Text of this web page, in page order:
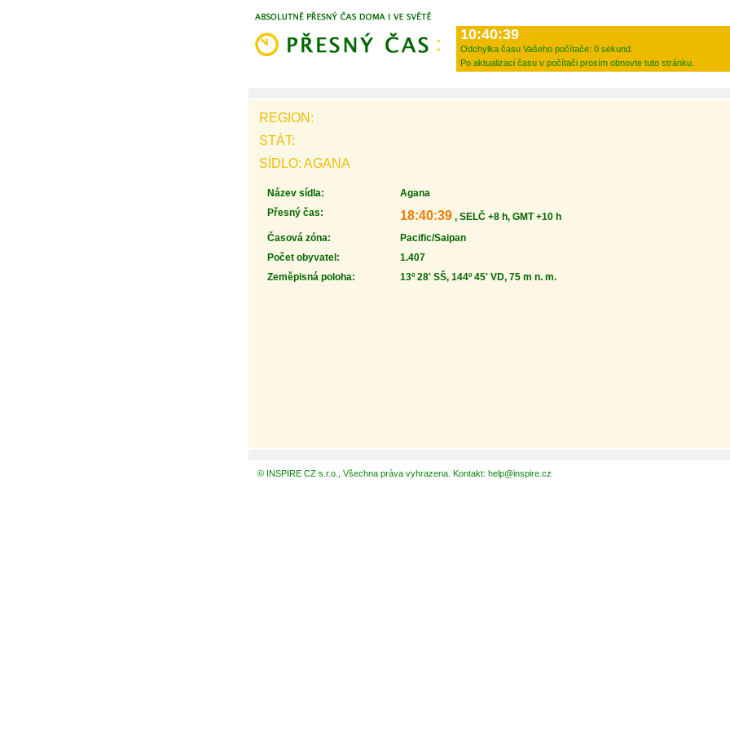
10:40:39
Odchylka času Vašeho počítače: 0 sekund.
Po aktualizaci času v počítači prosím obnovte tuto stránku.
REGION:
STÁT:
SÍDLO: AGANA
Název sídla:
Agana
Přesný čas:
18:40:39 , SELČ +8 h, GMT +10 h
Časová zóna:
Pacific/Saipan
Počet obyvatel:
1.407
Zeměpisná poloha:
13º 28' SŠ, 144º 45' VD, 75 m n. m.
© INSPIRE CZ s.r.o., Všechna práva vyhrazena. Kontakt: help@inspire.cz